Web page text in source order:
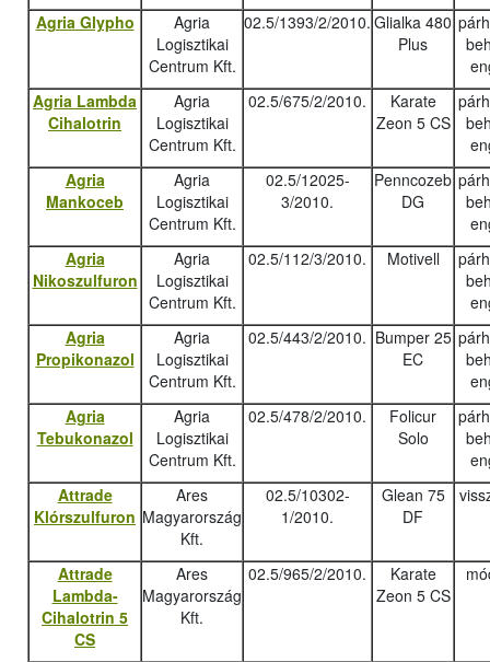
Agria Glypho
Agria
Logisztikai
Centrum Kft.
02.5/1393/2/2010. Glialka 480
Plus
Agria Lambda
Cihalotrin
Agria
Logisztikai
Centrum Kft.
02.5/675/2/2010.
Karate
Zeon 5 CS
Agria
Mankoceb
Agria
Logisztikai
Centrum Kft.
02.5/12025-
3/2010.
Penncozeb
DG
Agria
Nikoszulfuron
Agria
Logisztikai
Centrum Kft.
02.5/112/3/2010. Motivell
Agria
Propikonazol
Agria
Logisztikai
Centrum Kft.
02.5/443/2/2010. Bumper 25
EC
Agria
Tebukonazol
Agria
Logisztikai
Centrum Kft.
02.5/478/2/2010.
Folicur
Solo
Attrade
Klórszulfuron
Ares
Magyarország
Kft.
02.5/10302-
1/2010.
Glean 75
DF
Attrade
Lambda-
Cihalotrin 5
CS
Ares
Magyarország
Kft.
02.5/965/2/2010.
Karate
Zeon 5 CS